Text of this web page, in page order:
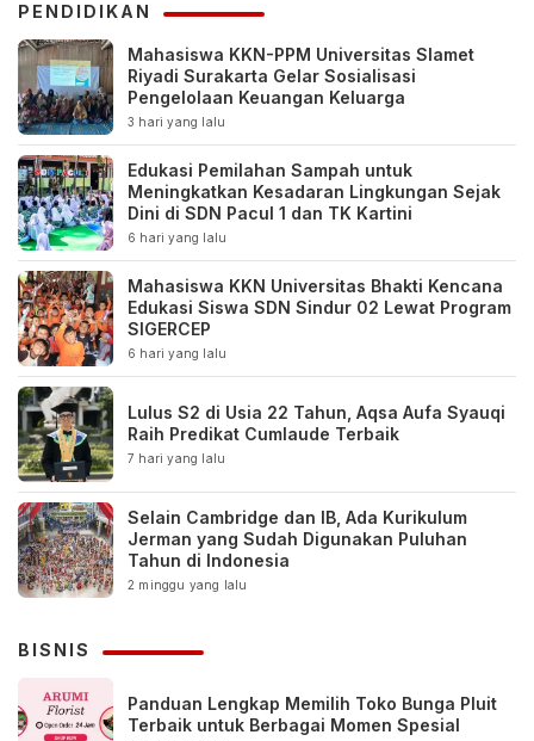
PENDIDIKAN
Mahasiswa KKN-PPM Universitas Slamet
Riyadi Surakarta Gelar Sosialisasi
Pengelolaan Keuangan Keluarga
3 hari yang lalu
Edukasi Pemilahan Sampah untuk
Meningkatkan Kesadaran Lingkungan Sejak
Dini di SDN Pacul 1 dan TK Kartini
6 hari yang lalu
Mahasiswa KKN Universitas Bhakti Kencana
Edukasi Siswa SDN Sindur 02 Lewat Program
SIGERCEP
6 hari yang lalu
Lulus S2 di Usia 22 Tahun, Aqsa Aufa Syauqi
Raih Predikat Cumlaude Terbaik
7 hari yang lalu
Selain Cambridge dan IB, Ada Kurikulum
Jerman yang Sudah Digunakan Puluhan
Tahun di Indonesia
2 minggu yang lalu
BISNIS
Panduan Lengkap Memilih Toko Bunga Pluit
Terbaik untuk Berbagai Momen Spesial